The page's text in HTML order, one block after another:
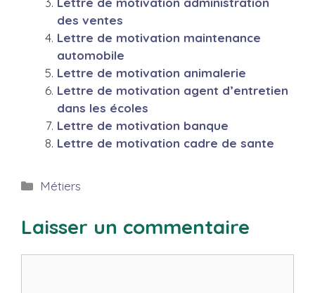
des ventes
Lettre de motivation maintenance
automobile
Lettre de motivation animalerie
Lettre de motivation agent d’entretien
dans les écoles
Lettre de motivation banque
Lettre de motivation cadre de sante
Catégories
Métiers
Laisser un commentaire